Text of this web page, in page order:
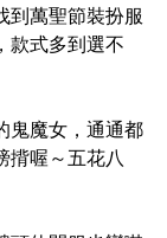
到萬聖節裝扮服
款式多到選不
鬼魔女，通通都
揹喔～五花八